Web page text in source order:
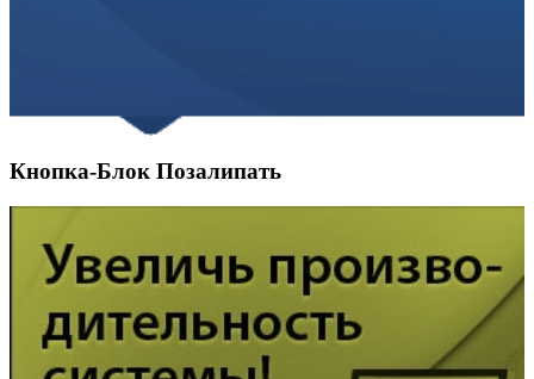
Кнопка-Блок Позалипать